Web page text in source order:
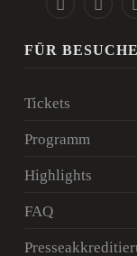
FÜR
Tickets
Programm
Highlights
FAQ